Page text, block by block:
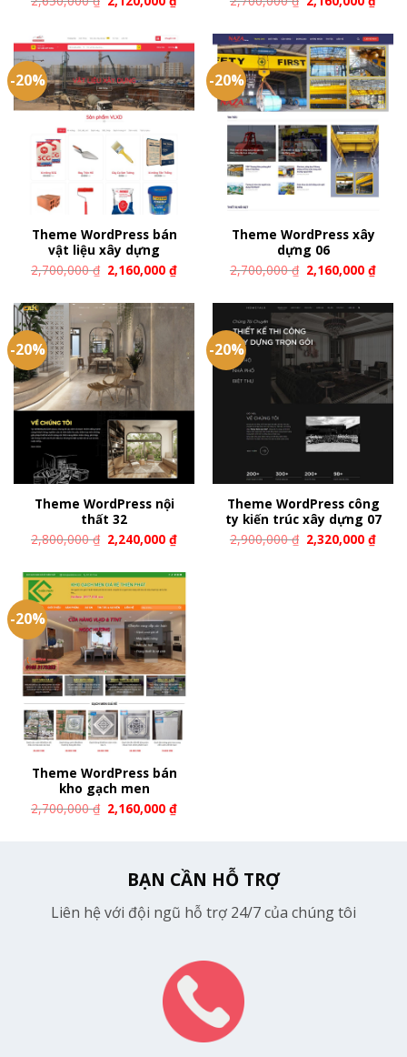
-20%
Theme WordPress bán
vật liệu xây dựng
2,700,000₫ 2,160,000₫
-20%
Theme WordPress xây
dựng 06
2,700,000₫ 2,160,000₫
-20%
Theme WordPress nội
thất 32
2,800,000₫ 2,240,000₫
-20%
Theme WordPress công
ty kiến trúc xây dựng 07
2,900,000₫ 2,320,000₫
-20%
Theme WordPress bán
kho gạch men
2,700,000₫ 2,160,000₫
BẠN CẦN HỖ TRỢ
Liên hệ với đội ngũ hỗ trợ 24/7 của chúng tôi